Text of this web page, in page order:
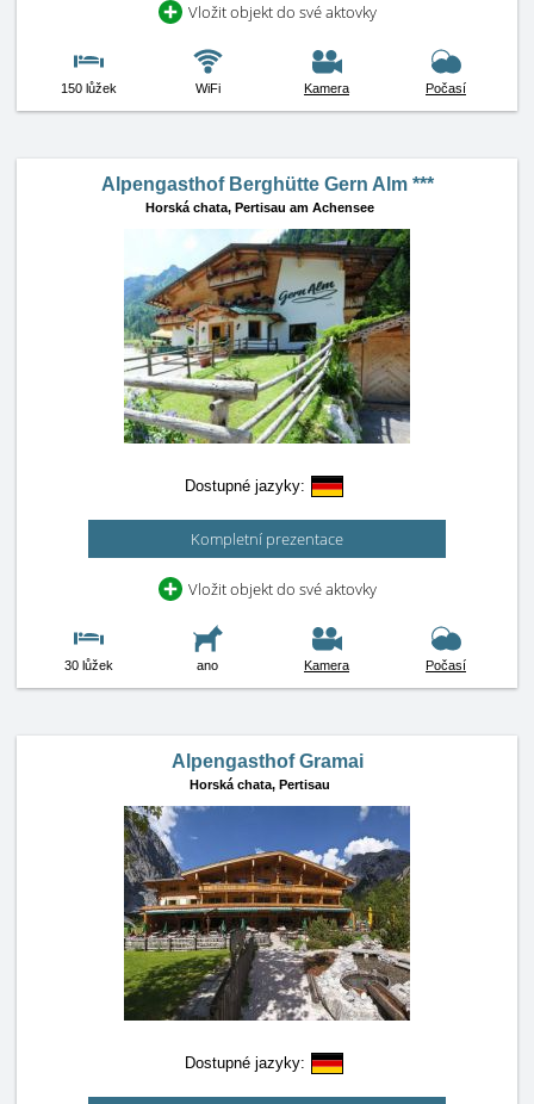
Vložit objekt do své aktovky
150 lůžek WiFi Kamera Počasí
Alpengasthof Berghütte Gern Alm ***
Horská chata, Pertisau am Achensee
Dostupné jazyky:
Kompletní prezentace
Vložit objekt do své aktovky
30 lůžek ano Kamera Počasí
Alpengasthof Gramai
Horská chata, Pertisau
Dostupné jazyky: